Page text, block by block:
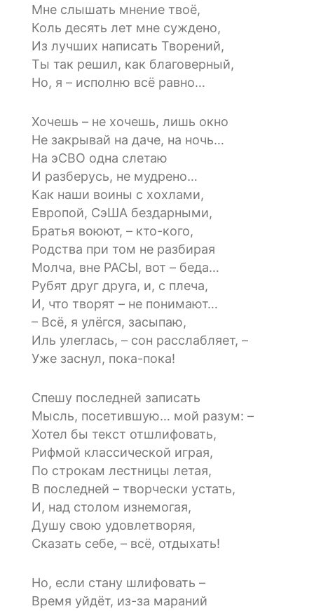
Мне слышать мнение твоё,
Коль десять лет мне суждено,
Из лучших написать Творений,
Ты так решил, как благоверный,
Но, я – исполню всё равно…
Хочешь – не хочешь, лишь окно
Не закрывай на даче, на ночь…
На эСВО одна слетаю
И разберусь, не мудрено…
Как наши воины с хохлами,
Европой, СэША бездарными,
Братья воюют, – кто-кого,
Родства при том не разбирая
Молча, вне РАСЫ, вот – беда…
Рубят друг друга, и, с плеча,
И, что творят – не понимают…
– Всё, я улёгся, засыпаю,
Иль улеглась, – сон расслабляет, –
Уже заснул, пока-пока!
Спешу последней записать
Мысль, посетившую… мой разум: –
Хотел бы текст отшлифовать,
Рифмой классической играя,
По строкам лестницы летая,
В последней – творчески устать,
И, над столом изнемогая,
Душу свою удовлетворяя,
Сказать себе, – всё, отдыхать!
Но, если стану шлифовать –
Время уйдёт, из-за мараний